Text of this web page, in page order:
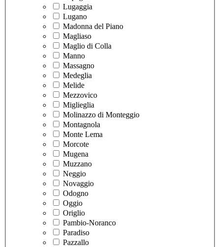
Lugaggia
Lugano
Madonna del Piano
Magliaso
Maglio di Colla
Manno
Massagno
Medeglia
Melide
Mezzovico
Miglieglia
Molinazzo di Monteggio
Montagnola
Monte Lema
Morcote
Mugena
Muzzano
Neggio
Novaggio
Odogno
Oggio
Origlio
Pambio-Noranco
Paradiso
Pazzallo